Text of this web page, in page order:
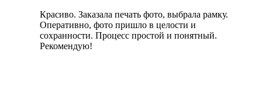
Красиво. Заказала печать фото, выбрала рамку.
Оперативно, фото пришло в целости и
сохранности. Процесс простой и понятный.
Рекомендую!